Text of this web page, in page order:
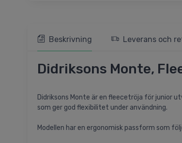
Beskrivning Leverans och
Didriksons Monte,
Didriksons Monte är en fleecetröja för junior
som ger god flexibilitet under användning.
Modellen har en ergonomisk passform som